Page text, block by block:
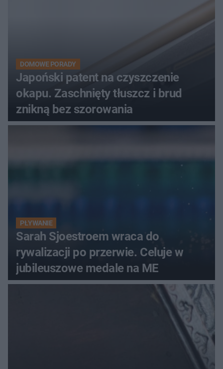
DOMOWE PORADY
Japoński patent na czyszczenie
okapu. Zaschnięty tłuszcz i brud
znikną bez szorowania
PŁYWANIE
Sarah Sjoestroem wraca do
rywalizacji po przerwie. Celuje w
jubileuszowe medale na ME